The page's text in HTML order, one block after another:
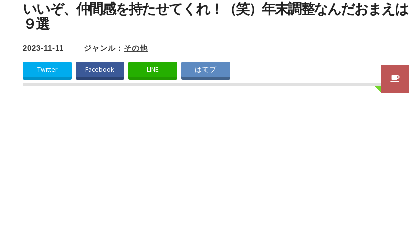
いいぞ、仲間感を持たせてくれ！（笑）年末調整なんだおまえは
９選
2023-11-11 ジャンル： その他
Twitter Facebook LINE はてブ